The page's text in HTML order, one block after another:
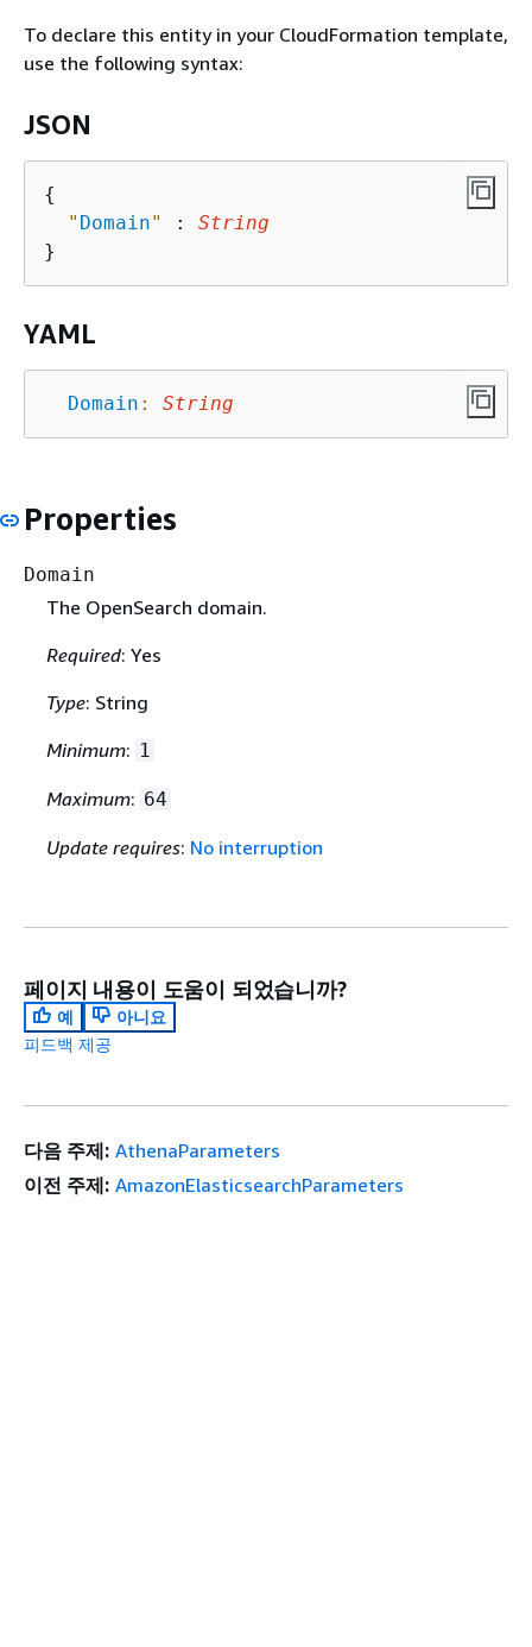
To declare this entity in your CloudFormation template,
use the following syntax:
JSON
{
" Domain" : String
YAML
Domain : String
Properties
Domain
The OpenSearch domain.
Required: Yes
Type: String
Minimum: 1
Maximum: 64
Update requires: No interruption
페이지 내용이 도움이 되었습니까?
예
아니요
피드백 제공
다음 주제: AthenaParameters
이전 주제: AmazonElasticsearchParameters